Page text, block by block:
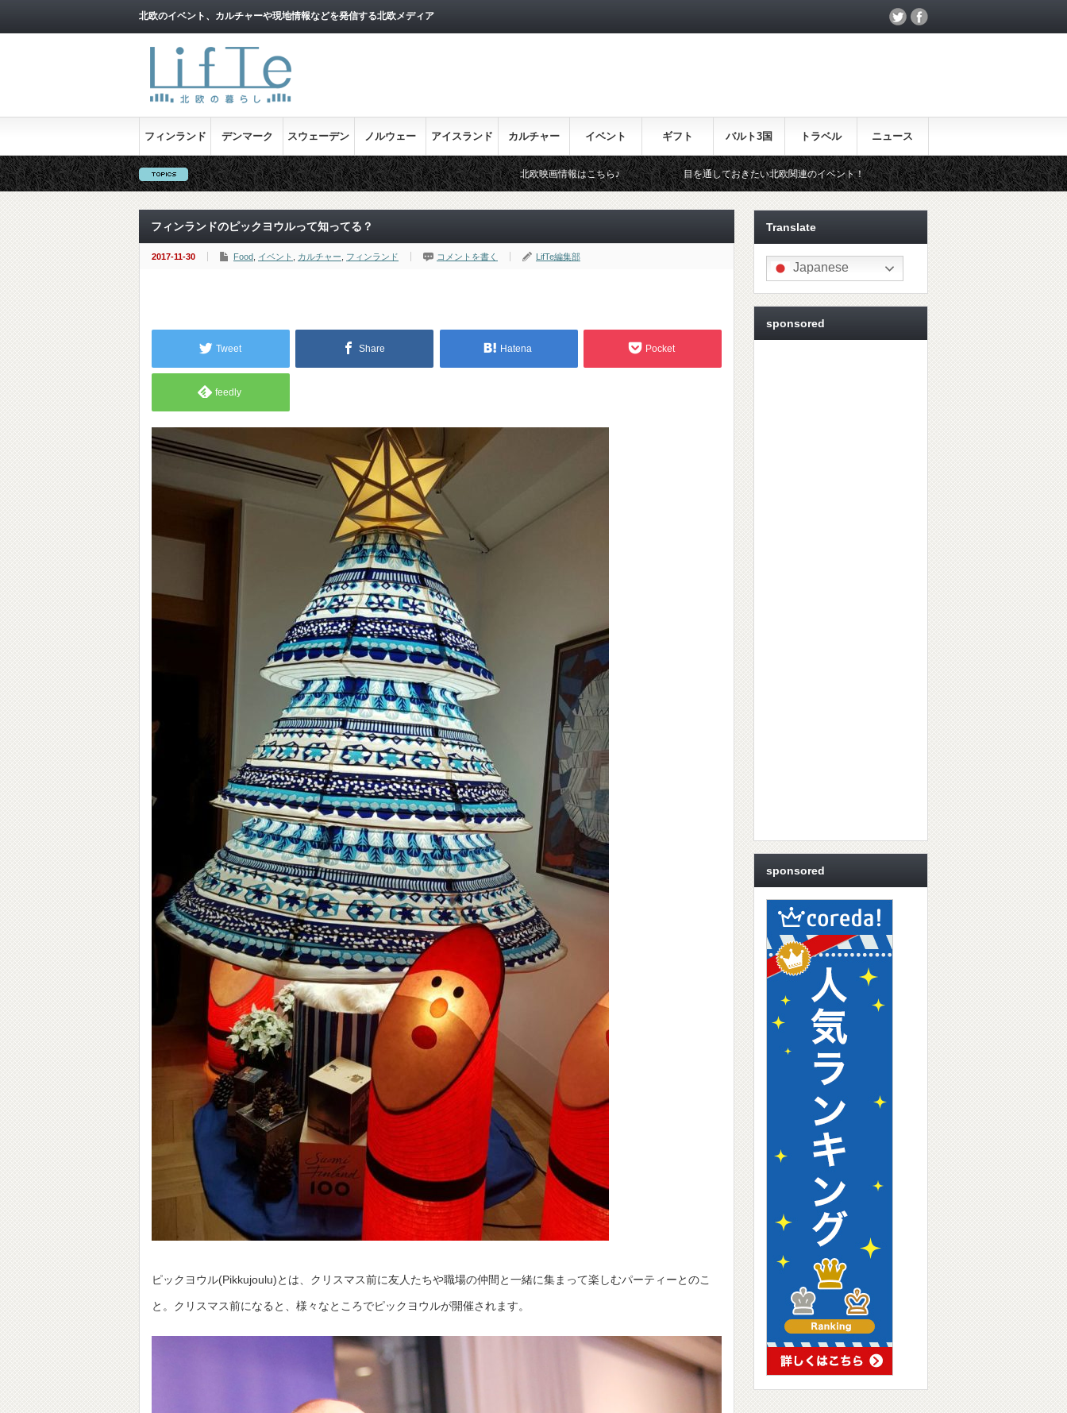
北欧のイベント、カルチャーや現地情報などを発信する北欧メディア
フィンランド デンマーク スウェーデン ノルウェー アイスランド カルチャー イベント ギフト バルト3国 トラベル ニュース
北欧映画情報はこちら♪ 目を通しておきたい北欧関連のイベント！ 北欧らしいギフトをお探しの方はこちら♪
フィンランドのピックヨウルって知ってる？
2017-11-30 Food イベント カルチャー フィンランド コメントを書く LifTe編集部
Tweet Share Hatena Pocket
feedly
ピックヨウル(Pikkujoulu)とは、クリスマス前に友人たちや職場の仲間と一緒に集まって楽しむパーティーとのこ
と。クリスマス前になると、様々なところでピックヨウルが開催されます。
Translate
Japanese
sponsored
sponsored